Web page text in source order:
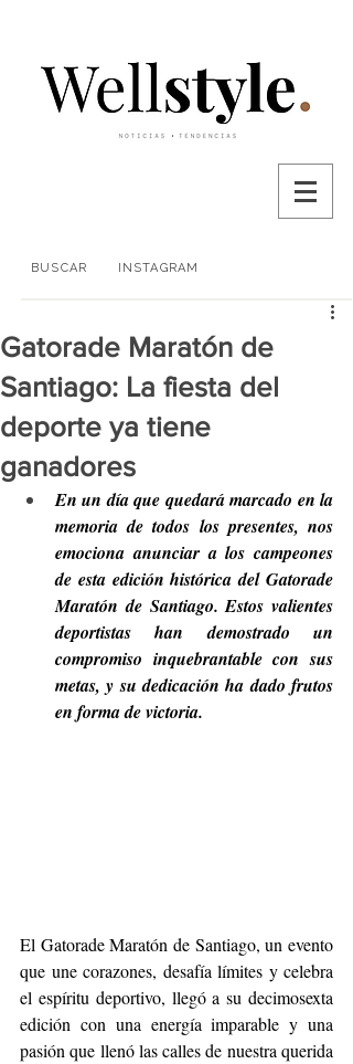
BUSCAR INSTAGRAM
Gatorade Maratón de
Santiago: La fiesta del
deporte ya tiene
ganadores
En un día que quedará marcado en la
memoria de todos los presentes, nos
emociona anunciar a los campeones
de esta edición histórica del Gatorade
Maratón de Santiago. Estos valientes
deportistas han demostrado un
compromiso inquebrantable con sus
metas, y su dedicación ha dado frutos
en forma de victoria.
El Gatorade Maratón de Santiago, un evento
que une corazones, desafía límites y celebra
el espíritu deportivo, llegó a su decimosexta
edición con una energía imparable y una
pasión que llenó las calles de nuestra querida